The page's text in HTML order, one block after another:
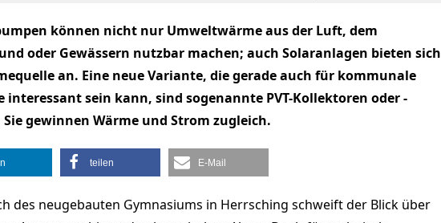
können nicht nur Umweltwärme aus der Luft, dem
oder Gewässern nutzbar machen; auch Solaranlagen bieten sich
an. Eine neue Variante, die gerade auch für kommunale
interessant sein kann, sind ­sogenannte PVT-Kollektoren oder -
gewinnen Wärme und Strom zugleich.
teilen E-Mail
des neugebauten Gymnasiums in Herrsching schweift der Blick über